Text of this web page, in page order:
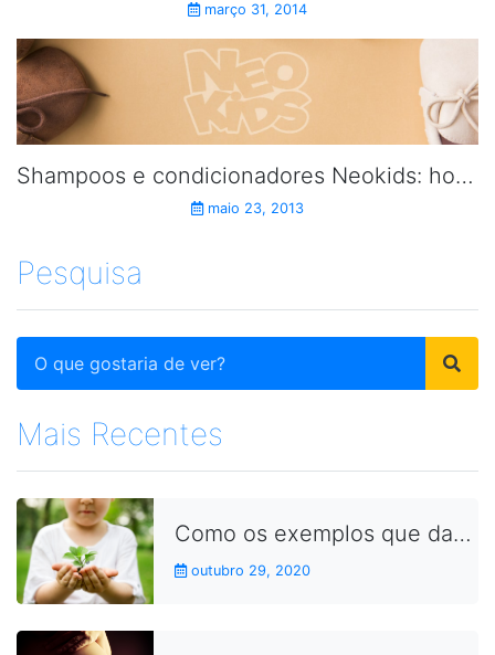
março 31, 2014
Shampoos e condicionadores Neokids: hora do banho muito mais divertida.
maio 23, 2013
Pesquisa
Mais Recentes
Como os exemplos que damos no dia a dia aproximam as crianças dos conceitos da sustentabilidade
outubro 29, 2020